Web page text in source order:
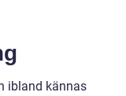
ibland kännas